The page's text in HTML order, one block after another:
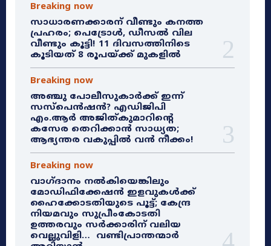
Breaking now
സാധാരണക്കാരന് വീണ്ടും കനത്ത
പ്രഹരം; പെട്രോൾ, ഡീസൽ വില
വീണ്ടും കൂട്ടി! 11 ദിവസത്തിനിടെ
കൂടിയത് 8 രൂപയ്ക്ക് മുകളിൽ
Breaking now
അഞ്ചു പോലീസുകാർക്ക് ഇന്ന്
സസ്‌പെൻഷൻ? എഡിജിപി
എം.ആർ അജിത്കുമാറിൻ്റെ
കസേര തെറിക്കാൻ സാധ്യത;
ആഭ്യന്തര വകുപ്പിൽ വൻ നീക്കം!
Breaking now
വാഗ്ദാനം നൽകിയെങ്കിലും
മോഡിഫിക്കേഷൻ ഇളവുകൾക്ക്
ഹൈക്കോടതിയുടെ പൂട്ട്; കേന്ദ്ര
നിയമവും സുപ്രീംകോടതി
ഉത്തരവും സർക്കാരിന് വലിയ
വെല്ലുവിളി… വണ്ടിപ്രാന്തന്മാർ